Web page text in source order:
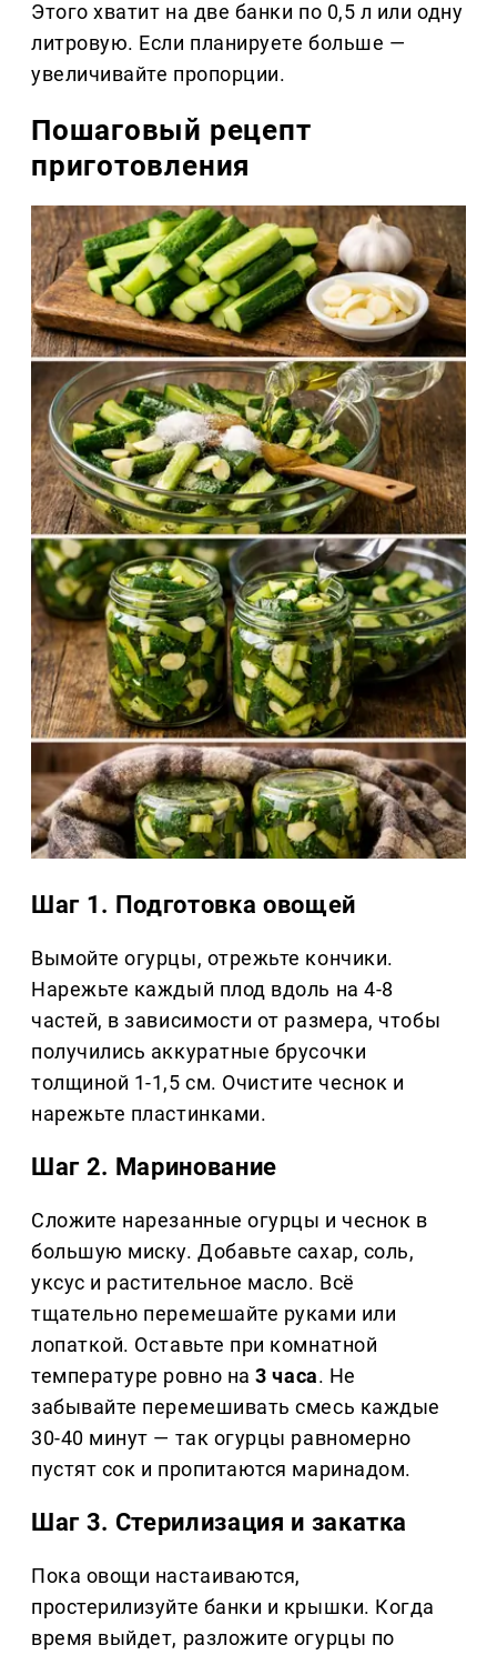
Этого хватит на две банки по 0,5 л или одну
литровую. Если планируете больше —
увеличивайте пропорции.
Пошаговый рецепт
приготовления
Шаг 1. Подготовка овощей
Вымойте огурцы, отрежьте кончики.
Нарежьте каждый плод вдоль на 4-8
частей, в зависимости от размера, чтобы
получились аккуратные брусочки
толщиной 1-1,5 см. Очистите чеснок и
нарежьте пластинками.
Шаг 2. Маринование
Сложите нарезанные огурцы и чеснок в
большую миску. Добавьте сахар, соль,
уксус и растительное масло. Всё
тщательно перемешайте руками или
лопаткой. Оставьте при комнатной
температуре ровно на3 часа. Не
забывайте перемешивать смесь каждые
30-40 минут — так огурцы равномерно
пустят сок и пропитаются маринадом.
Шаг 3. Стерилизация и закатка
Пока овощи настаиваются,
простерилизуйте банки и крышки. Когда
время выйдет, разложите огурцы по